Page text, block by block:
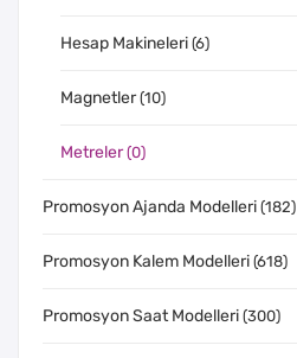
Hesap Makineleri (6)
Magnetler (10)
Metreler (0)
Promosyon Ajanda Modelleri (182)
Promosyon Kalem Modelleri (618)
Promosyon Saat Modelleri (300)